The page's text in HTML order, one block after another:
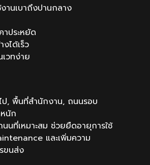
งานเบาถึงปานกลาง
าประหยัด
งได้เร็ว
เวทง่าย
ป, พื้นที่สำนักงาน, ถนนรอบ
นัก
นที่เหมาะสม ช่วยยืดอายุการใช้
และเพิ่มความ
ขนส่ง